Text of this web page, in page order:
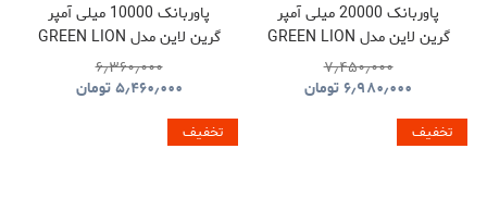
پاوربانک 20000 میلی آمپر
گرین لاین مدل GREEN LION
LUZERN GNLEZ20KPBBK
۷٫۴۵۰٫۰۰۰
۶٫۹۸۰٫۰۰۰تومان
پاوربانک 10000 میلی آمپر
گرین لاین مدل GREEN LION
LUZERN GNLEZ10KPBBK
۶٫۳۶۰٫۰۰۰
۵٫۴۶۰٫۰۰۰تومان
تخفیف تخفیف